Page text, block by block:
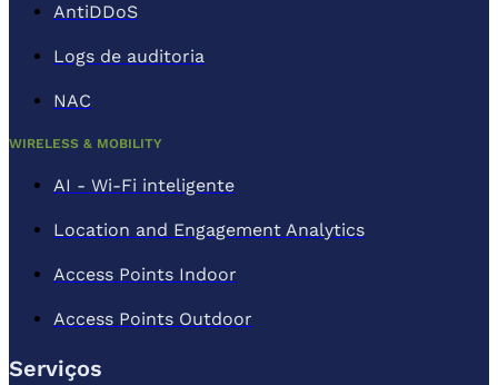
AntiDDoS
Logs de auditoria
NAC
WIRELESS & MOBILITY
AI - Wi-Fi inteligente
Location and Engagement Analytics
Access Points Indoor
Access Points Outdoor
Serviços